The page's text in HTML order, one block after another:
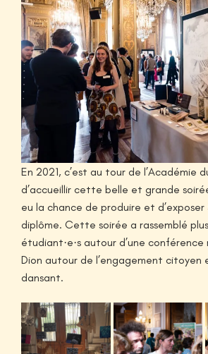
En 2021, c’est au tour de l’Académie
d’accueillir cette belle et grande
eu la chance de produire et
diplôme. Cette soirée a rassemblé
étudiant·e·s autour d’une conférence
Dion autour de l’engagement citoyen
dansant.